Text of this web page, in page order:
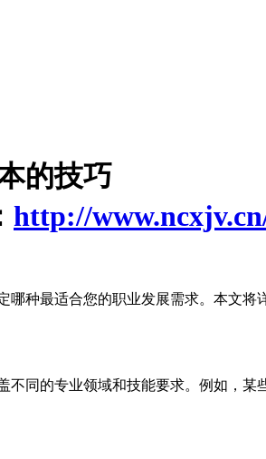
的技巧
http://
种最适合您的职业发展需求。本文
同的专业领域和技能要求。例如，